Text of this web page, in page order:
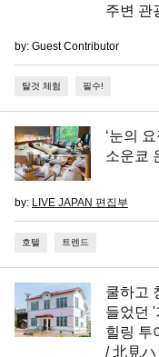
주변 관
by: Guest Contributor
탈것 체험 필수!
‘눈의
소운쿄
by: LIVE JAPAN 편집부
호텔 트렌드
쿨하고
들었던
힐링 투
/ 北見